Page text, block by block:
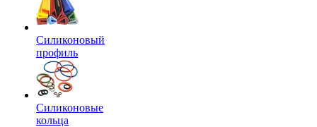
Силиконовый
профиль
Силиконовые
кольца